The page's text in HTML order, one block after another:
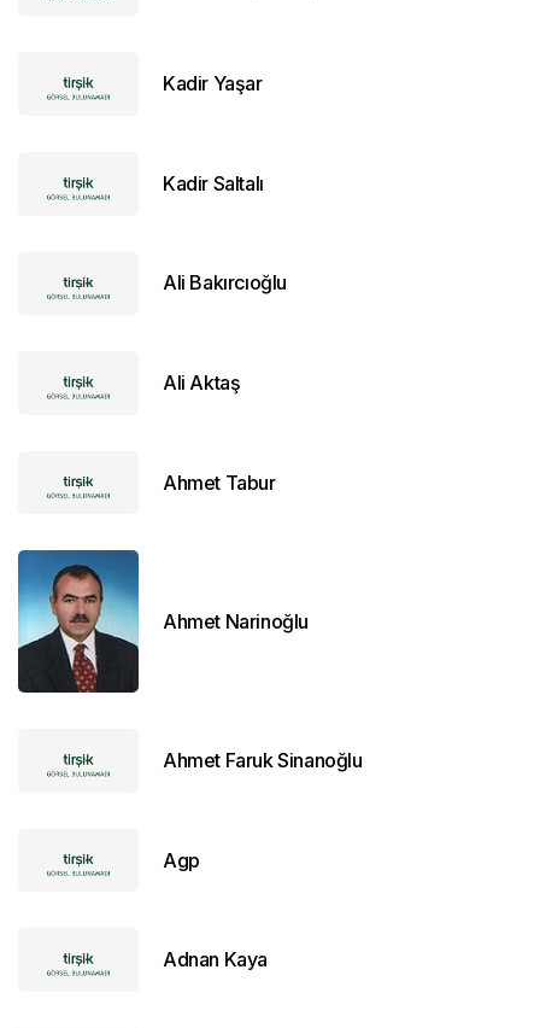
Kadir Yaşar
Kadir Saltalı
Ali Bakırcıoğlu
Ali Aktaş
Ahmet Tabur
Ahmet Narinoğlu
Ahmet Faruk Sinanoğlu
Agp
Adnan Kaya